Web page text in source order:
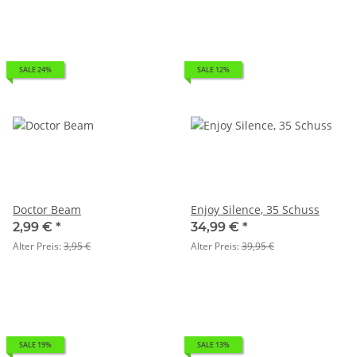
SALE 24%
Doctor Beam
2,99 € *
Alter Preis:3,95 €
SALE 12%
Enjoy Silence, 35 Schuss
34,99 € *
Alter Preis:39,95 €
SALE 19% SALE 13%